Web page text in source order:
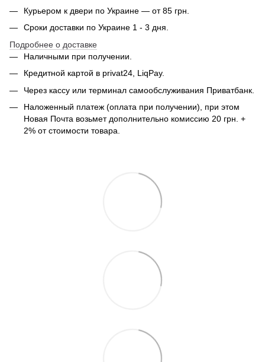
Курьером к двери по Украине — от 85 грн.
Сроки доставки по Украине 1 - 3 дня.
Подробнее о доставке
Наличными при получении.
Кредитной картой в privat24, LiqPay.
Через кассу или терминал самообслуживания Приватбанк.
Наложенный платеж (оплата при получении), при этом
Новая Почта возьмет дополнительно комиссию 20 грн. +
2% от стоимости товара.